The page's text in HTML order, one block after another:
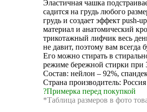
Эластичная чашка
садится на грудь любого
грудь и создает эффект
материал и анатомический
трикотажный лифчик весь
не давит, поэтому вам всегда
Его можно стирать в
режиме бережной стирки при
Состав: нейлон – 92%,
Страна производитель: Россия
?Примерка перед покупкой
*Таблица размеров в фото